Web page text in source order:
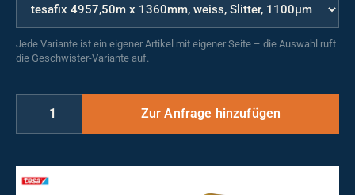
Jede Variante ist ein eigener Artikel mit eigener Seite – die Auswahl ruft
die Geschwister-Variante auf.